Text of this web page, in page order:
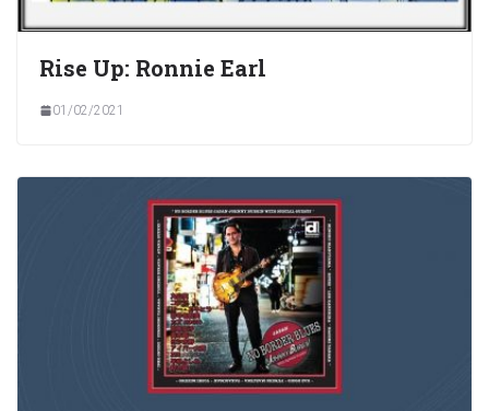
Rise Up: Ronnie Earl
01/02/2021